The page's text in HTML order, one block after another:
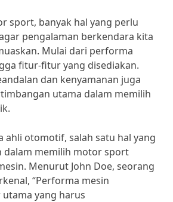
sport, banyak hal yang perlu
pengalaman berkendara kita
Mulai dari performa
fitur-fitur yang disediakan.
dan kenyamanan juga
utama dalam memilih
ahli otomotif, salah satu hal yang
dalam memilih motor sport
Menurut John Doe, seorang
“Performa mesin
yang harus